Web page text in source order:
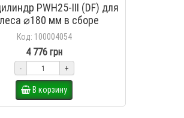
0 грн
Продано!
PWH25-III (DF) для
⌀180 мм в сборе
Код: 100004054
4 776 грн
- +
В корзину